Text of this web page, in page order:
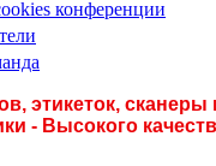
конференции
этикеток, сканеры
- Высокого